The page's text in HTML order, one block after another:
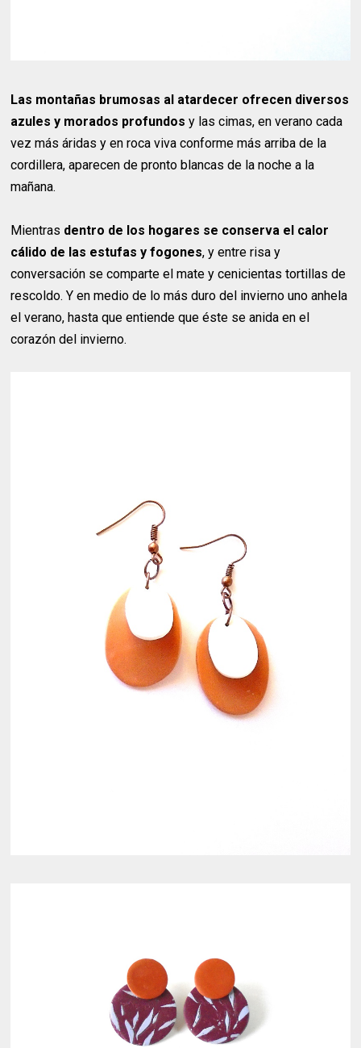
Las montañas brumosas al atardecer ofrecen diversos
azules y morados profundos y las cimas, en verano cada
vez más áridas y en roca viva conforme más arriba de la
cordillera, aparecen de pronto blancas de la noche a la
mañana.
Mientras dentro de los hogares se conserva el calor
cálido de las estufas y fogones, y entre risa y
conversación se comparte el mate y cenicientas tortillas de
rescoldo. Y en medio de lo más duro del invierno uno anhela
el verano, hasta que entiende que éste se anida en el
corazón del invierno.